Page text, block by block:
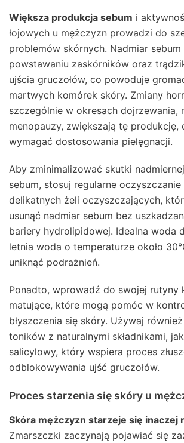
Większa produkcja sebum i
łojowych u mężczyzn prowadzi do
problemów skórnych. Nadmiar sebum
powstawaniu zaskórników oraz
ujścia gruczołów, co powoduje
martwych komórek skóry. Zmiany
szczególnie w okresach dojrzewania,
menopauzy, zwiększają tę produkcję,
wymagać dostosowania pielęgnacji.
Aby zminimalizować skutki
sebum, stosuj regularne
delikatnych żeli oczyszczających,
usunąć nadmiar sebum bez
bariery hydrolipidowej. Idealna woda
letnia woda o temperaturze około
uniknąć podrażnień.
Ponadto, wprowadź do swojej rutyny
matujące, które mogą pomóc w
błyszczenia się skóry. Używaj
toników z naturalnymi składnikami,
salicylowy, który wspiera proces
odblokowywania ujść gruczołów.
Proces starzenia się skóry u
Skóra mężczyzn starzeje się inaczej
Zmarszczki zaczynają pojawiać się